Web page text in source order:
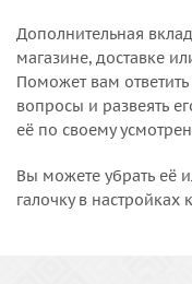
Дополнительная
магазине, доставке
Поможет вам
вопросы и развеять
её по своему
Вы можете убрать её
галочку в